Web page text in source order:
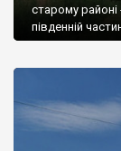
старому районі
південній